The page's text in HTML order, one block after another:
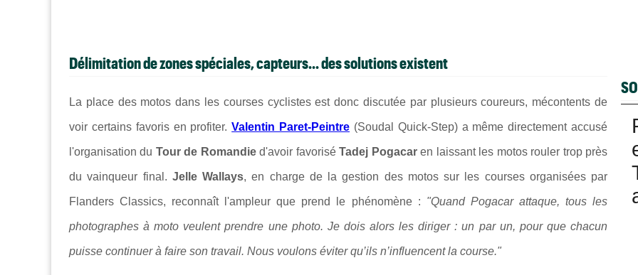
Délimitation de zones spéciales, capteurs... des solutions existent
La place des motos dans les courses cyclistes est donc discutée par plusieurs coureurs, mécontents de
voir certains favoris en profiter.Valentin Paret-Peintre (Soudal Quick-Step) a même directement accusé
l'organisation du Tour de Romandied'avoir favoriséTadej Pogacaren laissant les motos rouler trop près
du vainqueur final. Jelle Wallays, en charge de la gestion des motos sur les courses organisées par
Flanders Classics, reconnaît l'ampleur que prend le phénomène : "Quand Pogacar attaque, tous les
photographes à moto veulent prendre une photo. Je dois alors les diriger : un par un, pour que chacun
puisse continuer à faire son travail. Nous voulons éviter qu’ils n’influencent la course."